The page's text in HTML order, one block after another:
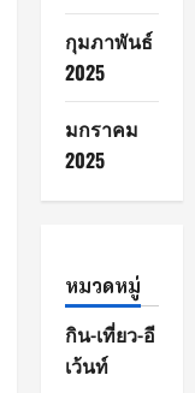
กุมภาพันธ์
2025
มกราคม
2025
หมวดหมู่
กิน-เที่ยว-อี
เว้นท์